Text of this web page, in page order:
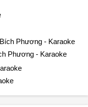
Phương - Karaoke